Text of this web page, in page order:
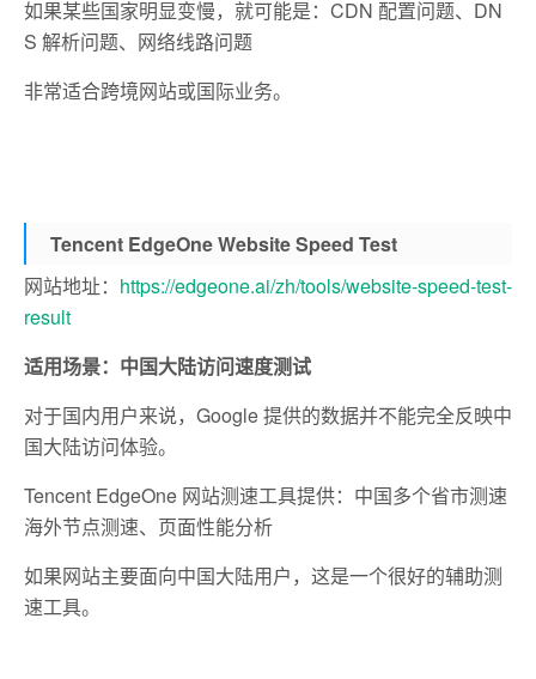
如果某些国家明显变慢，就可能是：CDN 配置问题、DN
S 解析问题、网络线路问题
非常适合跨境网站或国际业务。
Tencent EdgeOne Website Speed Test
网站地址： https://edgeone.ai/zh/tools/website-speed-test-
result
适用场景：中国大陆访问速度测试
对于国内用户来说，Google 提供的数据并不能完全反映中
国大陆访问体验。
Tencent EdgeOne 网站测速工具提供： 中国多个省市测速
海外节点测速、 页面性能分析
如果网站主要面向中国大陆用户，这是一个很好的辅助测
速工具。